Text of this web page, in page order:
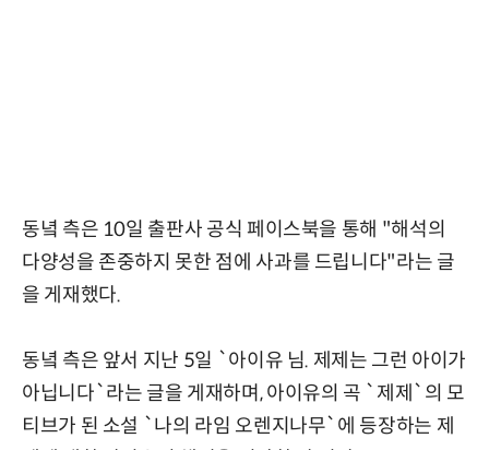
동녘 측은 10일 출판사 공식 페이스북을 통해 "해석의
다양성을 존중하지 못한 점에 사과를 드립니다"라는 글
을 게재했다.
동녘 측은 앞서 지난 5일 `아이유 님. 제제는 그런 아이가
아닙니다`라는 글을 게재하며, 아이유의 곡 `제제`의 모
티브가 된 소설 `나의 라임 오렌지나무`에 등장하는 제